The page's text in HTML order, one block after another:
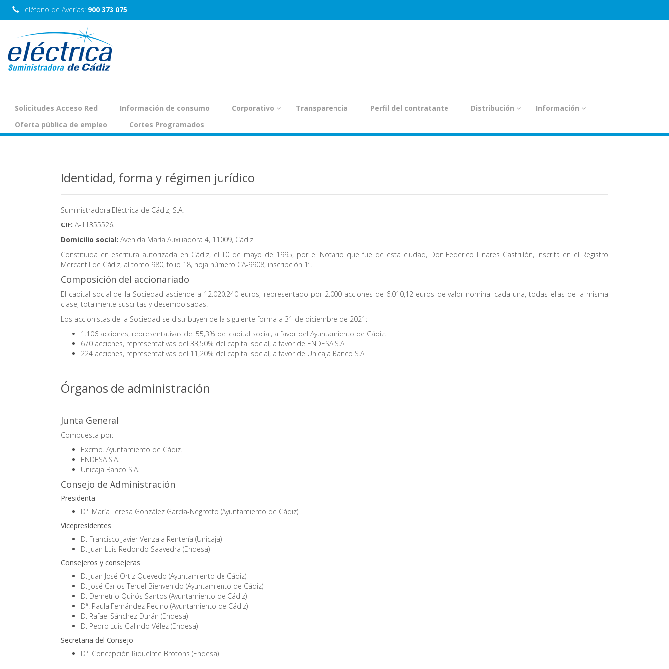
Teléfono de Averías: 900 373 075
Solicitudes Acceso Red Información de consumo Corporativo Transparencia Perfil del contratante Distribución
Información
Oferta pública de empleo
Cortes Programados
Identidad, forma y régimen jurídico
Suministradora Eléctrica de Cádiz, S.A.
CIF: A-11355526.
Domicilio social: Avenida María Auxiliadora 4, 11009, Cádiz.
Constituida en escritura autorizada en Cádiz, el 10 de mayo de 1995, por el Notario que fue de esta ciudad, Don Federico Linares Castrillón, inscrita en el Registro
Mercantil de Cádiz, al tomo 980, folio 18, hoja número CA-9908, inscripción 1ª.
Composición del accionariado
El capital social de la Sociedad asciende a 12.020.240 euros, representado por 2.000 acciones de 6.010,12 euros de valor nominal cada una, todas ellas de la misma
clase, totalmente suscritas y desembolsadas.
Los accionistas de la Sociedad se distribuyen de la siguiente forma a 31 de diciembre de 2021:
1.106 acciones, representativas del 55,3% del capital social, a favor del Ayuntamiento de Cádiz.
670 acciones, representativas del 33,50% del capital social, a favor de ENDESA S.A.
224 acciones, representativas del 11,20% del capital social, a favor de Unicaja Banco S.A.
Órganos de administración
Junta General
Compuesta por:
Excmo. Ayuntamiento de Cádiz.
ENDESA S.A.
Unicaja Banco S.A.
Consejo de Administración
Presidenta
Dª. María Teresa González García-Negrotto (Ayuntamiento de Cádiz)
Vicepresidentes
D. Francisco Javier Venzala Rentería (Unicaja)
D. Juan Luis Redondo Saavedra (Endesa)
Consejeros y consejeras
D. Juan José Ortiz Quevedo (Ayuntamiento de Cádiz)
D. José Carlos Teruel Bienvenido (Ayuntamiento de Cádiz)
D. Demetrio Quirós Santos (Ayuntamiento de Cádiz)
Dª. Paula Fernández Pecino (Ayuntamiento de Cádiz)
D. Rafael Sánchez Durán (Endesa)
D. Pedro Luis Galindo Vélez (Endesa)
Secretaria del Consejo
Dª. Concepción Riquelme Brotons (Endesa)